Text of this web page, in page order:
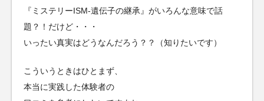
『ミステリーISM-遺伝子の継承』がいろんな意味で話
題？！だけど・・・
いったい真実はどうなんだろう？？（知りたいです）
こういうときはひとまず、
本当に実践した体験者の